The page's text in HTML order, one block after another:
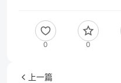
0 0
上一篇